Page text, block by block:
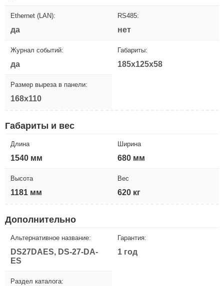
Ethernet (LAN):
да
RS485:
нет
Журнал событий:
да
Габариты:
185x125x58
Размер выреза в панели:
168x110
Габариты и вес
Длина
1540 мм
Ширина
680 мм
Высота
1181 мм
Вес
620 кг
Дополнительно
Альтернативное название:
DS27DAES, DS-27-DA-
ES
Гарантия:
1 год
Раздел каталога: